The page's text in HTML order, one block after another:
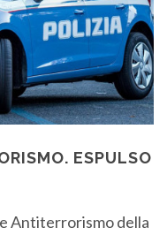
ESPULSO
Antiterrorismo della